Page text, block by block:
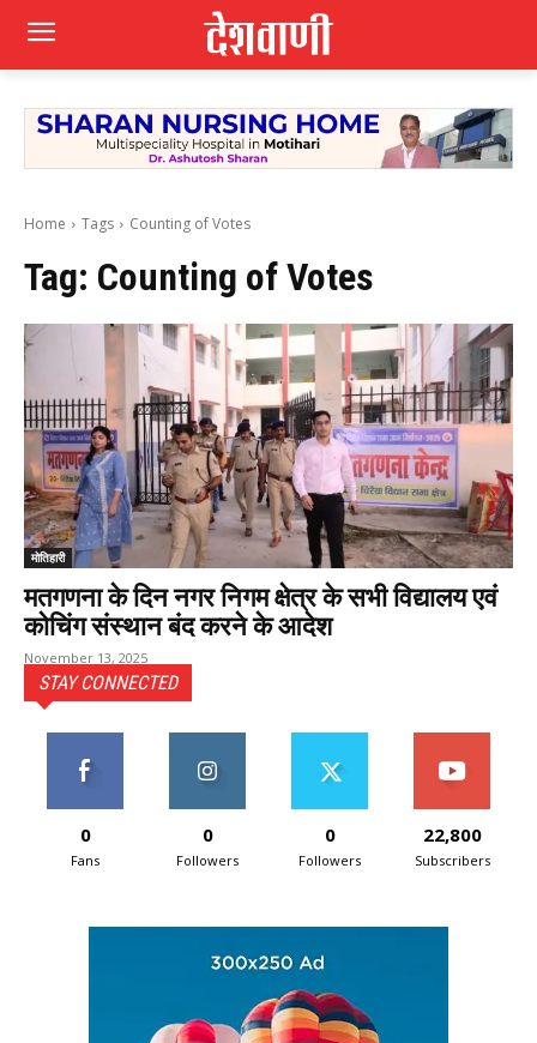
Home Tags Counting of Votes
Tag: Counting of Votes
मोतिहारी
मतगणना के दिन नगर निगम क्षेत्र के सभी विद्यालय एवं
कोचिंग संस्थान बंद करने के आदेश
November 13, 2025
STAY CONNECTED
0
Fans
0
Followers
0
Followers
22,800
Subscribers